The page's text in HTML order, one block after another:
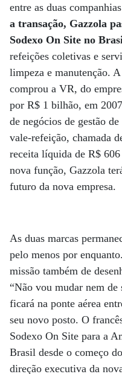
entre as duas
a transação, Gazzola
Sodexo On Site no
refeições coletivas e
limpeza e manutenção.
comprou a VR, do
por R$ 1 bilhão, em
de negócios de gestão
vale-refeição, chamada
receita líquida de R$
nova função, Gazzola
futuro da nova empresa.
As duas marcas
pelo menos por
missão também de
“Não vou mudar nem
ficará na ponte aérea
seu novo posto. O
Sodexo On Site para a
Brasil desde o começo
direção executiva da